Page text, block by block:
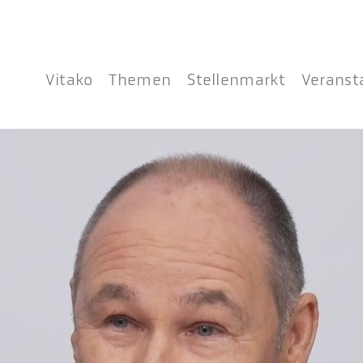
Vitako Themen Stellenmarkt